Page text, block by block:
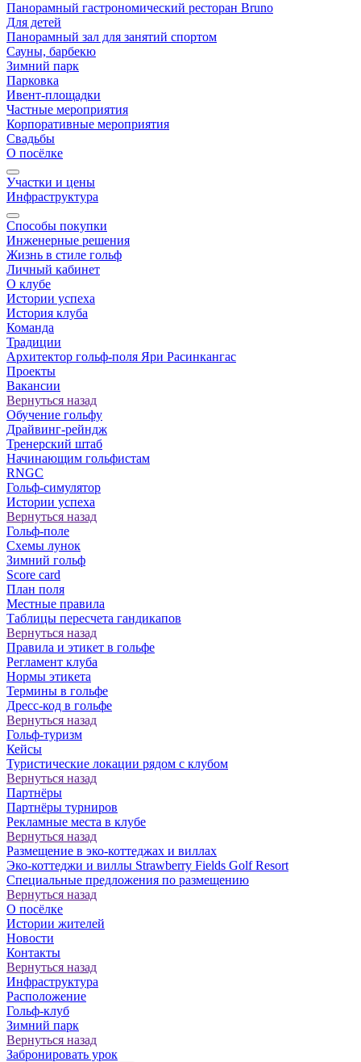
Панорамный гастрономический ресторан Bruno
Для детей
Панорамный зал для занятий спортом
Сауны, барбекю
Зимний парк
Парковка
Ивент-площадки
Частные мероприятия
Корпоративные мероприятия
Свадьбы
О посёлке
Участки и цены
Инфраструктура
Способы покупки
Инженерные решения
Жизнь в стиле гольф
Личный кабинет
О клубе
Истории успеха
История клуба
Команда
Традиции
Архитектор гольф-поля Яри Расинкангас
Проекты
Вакансии
Вернуться назад
Обучение гольфу
Драйвинг-рейндж
Тренерский штаб
Начинающим гольфистам
RNGC
Гольф-симулятор
Истории успеха
Вернуться назад
Гольф-поле
Схемы лунок
Зимний гольф
Score card
План поля
Местные правила
Таблицы пересчета гандикапов
Вернуться назад
Правила и этикет в гольфе
Регламент клуба
Нормы этикета
Термины в гольфе
Дресс-код в гольфе
Вернуться назад
Гольф-туризм
Кейсы
Туристические локации рядом с клубом
Вернуться назад
Партнёры
Партнёры турниров
Рекламные места в клубе
Вернуться назад
Размещение в эко-коттеджах и виллах
Эко-коттеджи и виллы Strawberry Fields Golf Resort
Специальные предложения по размещению
Вернуться назад
О посёлке
Истории жителей
Новости
Контакты
Вернуться назад
Инфраструктура
Расположение
Гольф-клуб
Зимний парк
Вернуться назад
Забронировать урок